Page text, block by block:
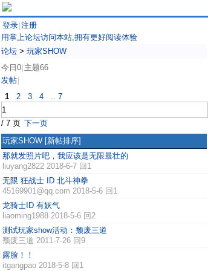
登录 注册
用掌上论坛访问本站,拥有更好阅读体验
论坛 > 玩家SHOW
今日0 主题66
发帖
1 2 3 4 .. 7
/ 7 页 下一页
玩家SHOW [新帖排序]
那就发照片吧，我应该是无限最壮的
liuyang2822 2018-6-7 回1
无限 狂战士 ID 北斗神拳
45169901@qq.com 2018-5-6 回1
龙骑士ID 有妖气
liaoming1988 2018-5-6 回2
测试玩家show活动：颓废三道
颓废三道 2011-7-26 回9
露脸！！
itgangpao 2018-5-8 回1